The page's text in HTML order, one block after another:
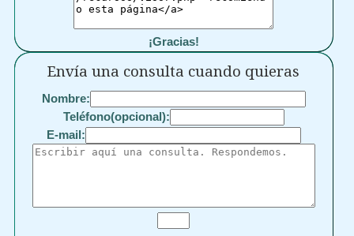
¡Gracias!
Envía una consulta cuando quieras
Nombre:
Teléfono(opcional):
E-mail: